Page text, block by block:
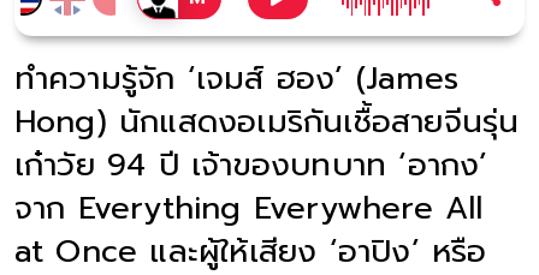
ทำความรู้จัก ‘เจมส์ ฮอง’ (James
Hong) นักแสดงอเมริกันเชื้อสายจีนรุ่น
เก๋าวัย 94 ปี เจ้าของบทบาท ‘อากง’
จาก Everything Everywhere All
at Once และผู้ให้เสียง ‘อาปิง’ หรือ